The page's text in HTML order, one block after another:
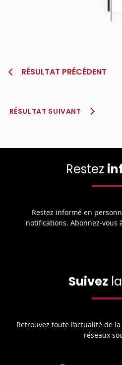
RÉSULTAT PRÉCÉDENT
RÉSULTAT SUIVANT
Restez
Restez informé en
notifications. Abonnez-vous
Suivez
Retrouvez toute l’actualité de
réseaux